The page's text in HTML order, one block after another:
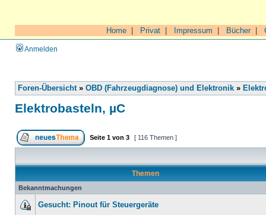
Home Privat Impressum Bücher|
Anmelden
Foren-Übersicht» OBD (Fahrzeugdiagnose) und Elektronik »
Elektrobasteln, µC
Seite 1 von 3 [ 116 Themen ]
Themen
Bekanntmachungen
Gesucht: Pinout für Steuergeräte